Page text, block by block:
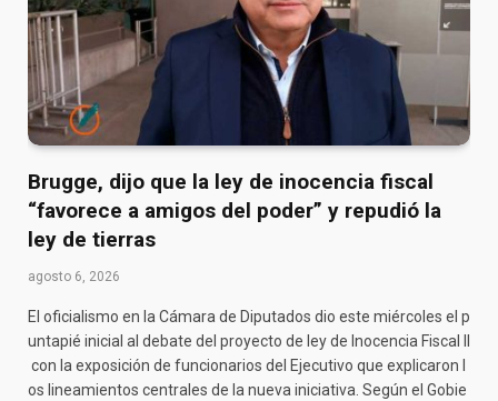
Brugge, dijo que la ley de inocencia fiscal
“favorece a amigos del poder” y repudió la
ley de tierras
agosto 6, 2026
El oficialismo en la Cámara de Diputados dio este miércoles el p
untapié inicial al debate del proyecto de ley de Inocencia Fiscal II
con la exposición de funcionarios del Ejecutivo que explicaron l
os lineamientos centrales de la nueva iniciativa. Según el Gobie